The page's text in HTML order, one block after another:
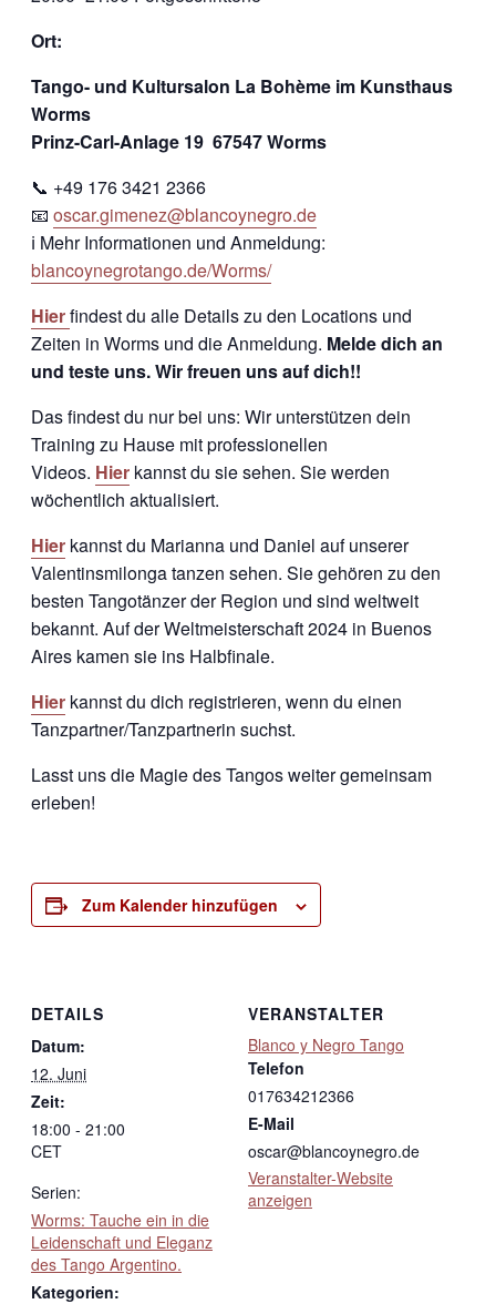
Ort:
Tango- und Kultursalon La Bohème im Kunsthaus
Worms
Prinz-Carl-Anlage 19 67547 Worms
📞 +49 176 3421 2366
📧 oscar.gimenez@blancoynegro.de
ℹ️ Mehr Informationen und Anmeldung:
blancoynegrotango.de/Worms/
Hierfindest du alle Details zu den Locations und
Zeiten in Worms und die Anmeldung. Melde dich an
und teste uns. Wir freuen uns auf dich!!
Das findest du nur bei uns: Wir unterstützen dein
Training zu Hause mit professionellen
Videos. Hier kannst du sie sehen. Sie werden
wöchentlich aktualisiert.
Hier kannst du Marianna und Daniel auf unserer
Valentinsmilonga tanzen sehen. Sie gehören zu den
besten Tangotänzer der Region und sind weltweit
bekannt. Auf der Weltmeisterschaft 2024 in Buenos
Aires kamen sie ins Halbfinale.
Hier kannst du dich registrieren, wenn du einen
Tanzpartner/Tanzpartnerin suchst.
Lasst uns die Magie des Tangos weiter gemeinsam
erleben!
Zum Kalender hinzufügen
DETAILS
Datum:
12. Juni
Zeit:
18:00 - 21:00
CET
Serien:
Worms: Tauche ein in die
Leidenschaft und Eleganz
des Tango Argentino.
Kategorien:
VERANSTALTER
Blanco y Negro Tango
Telefon
017634212366
E-Mail
oscar@blancoynegro.de
Veranstalter-Website
anzeigen